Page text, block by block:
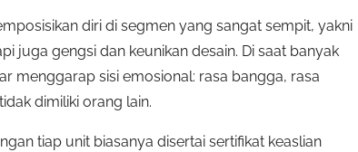
diri di segmen yang sangat sempit, yakni
juga gengsi dan keunikan desain. Di saat banyak
menggarap sisi emosional: rasa bangga, rasa
dimiliki orang lain.
tiap unit biasanya disertai sertifikat keaslian